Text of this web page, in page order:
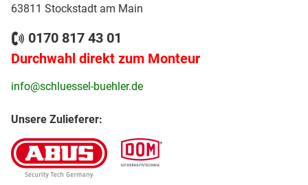
63811 Stockstadt am Main
0170 817 43 01
Durchwahl direkt zum Monteur
info@schluessel-buehler.de
Unsere Zulieferer: